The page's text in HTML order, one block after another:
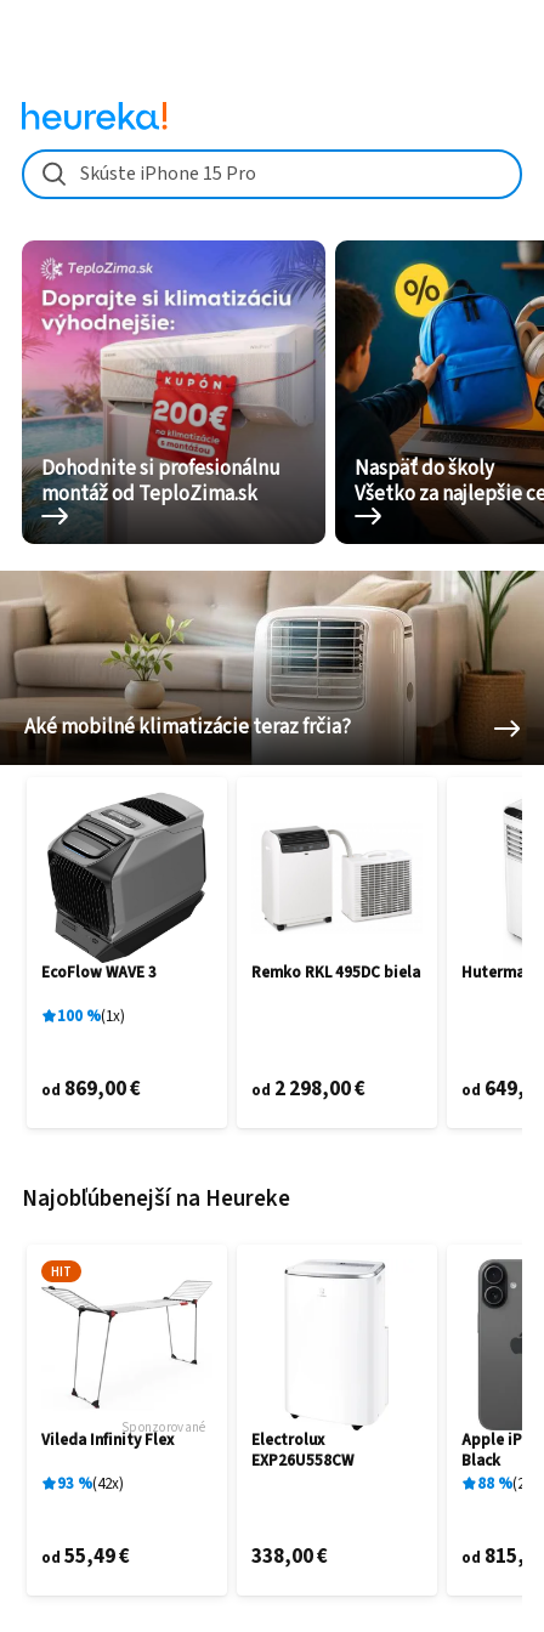
Skúste iPhone 15 Pro
Dohodnite si profesionálnu
montáž od TeploZima.sk
Naspäť do školy
Všetko za najlepšie
Aké mobilné klimatizácie teraz frčia?
EcoFlow WAVE 3
100% 1x
od 869,00 €
Remko RKL 495DC biela
od 2 298,00 €
Hutermann
od
Najobľúbenejší na Heureke
HIT
Sponzorované
Vileda Infinity Flex
93% 42x
od 55,49 €
Electrolux
EXP26U558CW
338,00 €
Apple
Black
88% 27
od